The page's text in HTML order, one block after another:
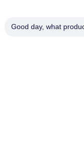
Good day, what